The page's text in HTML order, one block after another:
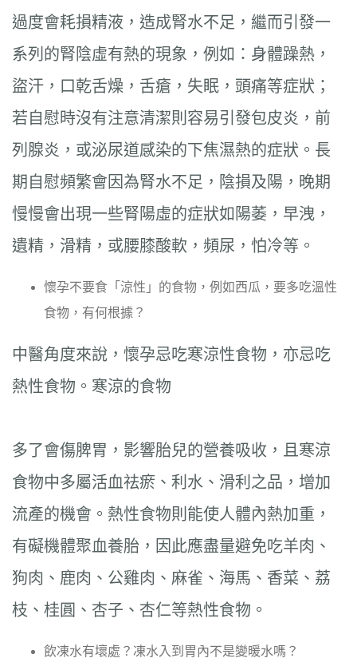
過度會耗損精液，造成腎水不足，繼而引發一
系列的腎陰虛有熱的現象，例如：身體躁熱，
盜汗，口乾舌燥，舌瘡，失眠，頭痛等症狀；
若自慰時沒有注意清潔則容易引發包皮炎，前
列腺炎，或泌尿道感染的下焦濕熱的症狀。長
期自慰頻繁會因為腎水不足，陰損及陽，晚期
慢慢會出現一些腎陽虛的症狀如陽萎，早洩，
遺精，滑精，或腰膝酸軟，頻尿，怕冷等。
懷孕不要食「涼性」的食物，例如西瓜，要多吃溫性
食物，有何根據？
中醫角度來說，懷孕忌吃寒涼性食物，亦忌吃
熱性食物。寒涼的食物
多了會傷脾胃，影響胎兒的營養吸收，且寒涼
食物中多屬活血祛瘀、利水、滑利之品，增加
流產的機會。熱性食物則能使人體內熱加重，
有礙機體聚血養胎，因此應盡量避免吃羊肉、
狗肉、鹿肉、公雞肉、麻雀、海馬、香菜、荔
枝、桂圓、杏子、杏仁等熱性食物。
飲凍水有壞處？凍水入到胃內不是變暖水嗎？